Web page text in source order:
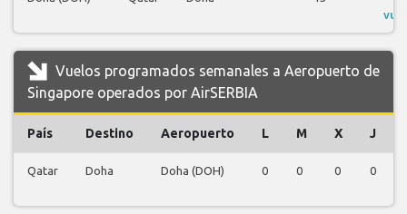
Vuelos programados semanales a Aeropuerto de
Singapore operados por AirSERBIA
País Destino Aeropuerto L M X J
Qatar Doha Doha (DOH) 0 0 0 0